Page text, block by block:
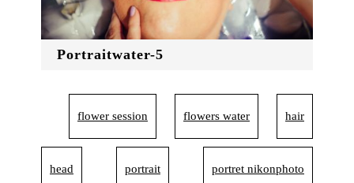
Portraitwater-5
flower session flowers water hair
head portrait portret nikonphoto